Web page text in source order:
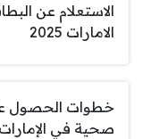
الاستعلام عن
الامارات 2025
خطوات الحصول
صحية في الإمارات 2025